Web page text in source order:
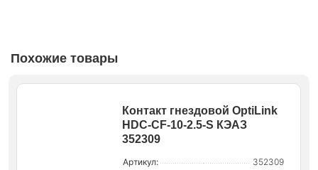
Похожие товары
Контакт гнездовой OptiLink
HDC-CF-10-2.5-S КЭАЗ
352309
Артикул:
352309